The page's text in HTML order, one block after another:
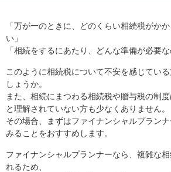
「万が一のときに、どのくらい相続税がか
い」
「相続をするにあたり、どんな準備が必要な
このように相続税について不安を感じてい
しょうか。
また、相続にまつわる相続税や贈与税の制
と理解されていない方も少なくありません。
その場合、まずはファイナンシャルプラン
みることをおすすめします。
ファイナンシャルプランナーなら、複雑な
れるため、